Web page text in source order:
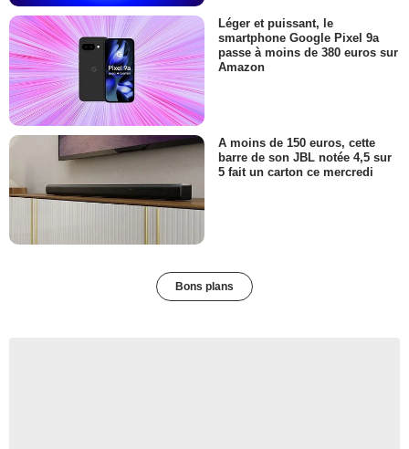
Léger et puissant, le
smartphone Google Pixel 9a
passe à moins de 380 euros sur
Amazon
A moins de 150 euros, cette
barre de son JBL notée 4,5 sur
5 fait un carton ce mercredi
Bons plans